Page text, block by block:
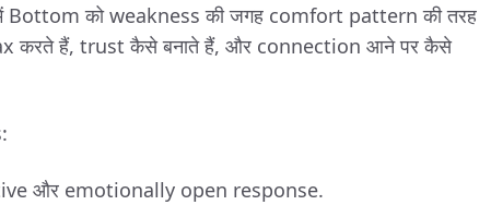
Bottom को weakness की जगह comfort pattern की तरह
करते हैं, trust कैसे बनाते हैं, और connection आने पर कैसे
और emotionally open response.